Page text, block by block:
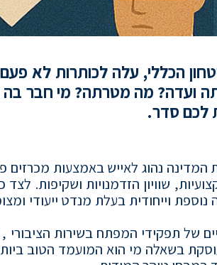
הכללי, עלה לכותרות לא
ועדה? מה מטרתה? מי חבר בה
לכם סדר.
נהוג לאייש באמצעות מכרזים
שוויון הזדמנויות ושקיפות. לצד
וייחודית בעלת מנדט ייעודי
של תפקידי המפתח בשירות הציבורי ,
העליון "7 המופלאים", אינה עוסקת בשאלה מי הוא המועמד